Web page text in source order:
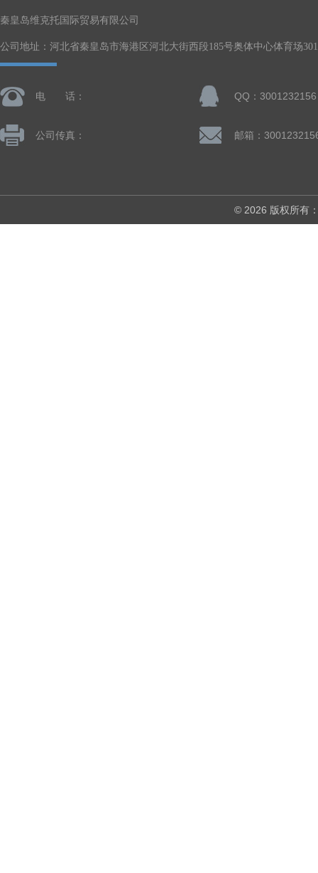
秦皇岛维克托国际贸易有限公司
公司地址：河北省秦皇岛市海港区河北大街西段185号奥体中心体育场
电 话： QQ：3001232156
公司传真： 邮箱：
© 2026 版权所有